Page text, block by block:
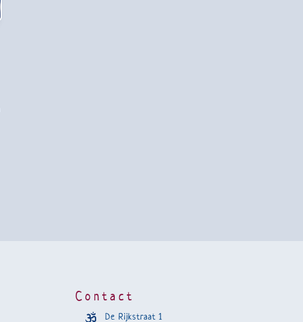
Contact
 De Rijkstraat 1